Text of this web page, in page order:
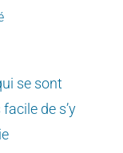
se sont
de s’y